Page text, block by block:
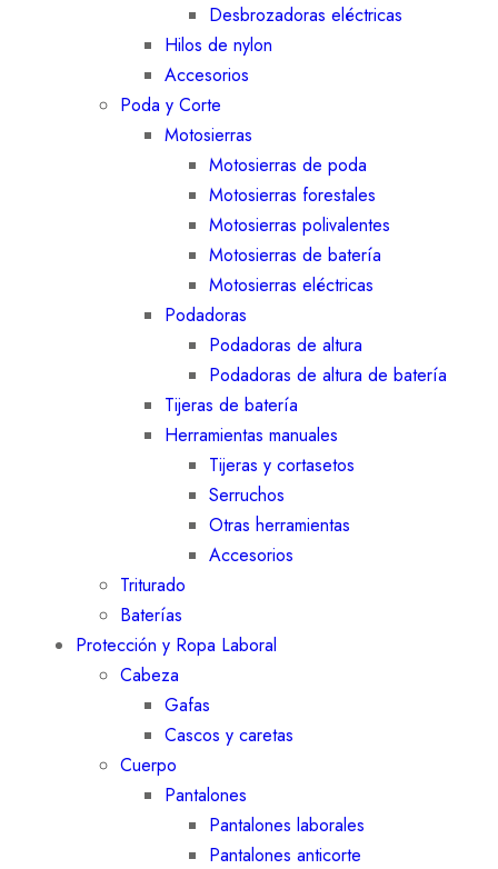
Desbrozadoras eléctricas
Hilos de nylon
Accesorios
Poda y Corte
Motosierras
Motosierras de poda
Motosierras forestales
Motosierras polivalentes
Motosierras de batería
Motosierras eléctricas
Podadoras
Podadoras de altura
Podadoras de altura de batería
Tijeras de batería
Herramientas manuales
Tijeras y cortasetos
Serruchos
Otras herramientas
Accesorios
Triturado
Baterías
Protección y Ropa Laboral
Cabeza
Gafas
Cascos y caretas
Cuerpo
Pantalones
Pantalones laborales
Pantalones anticorte